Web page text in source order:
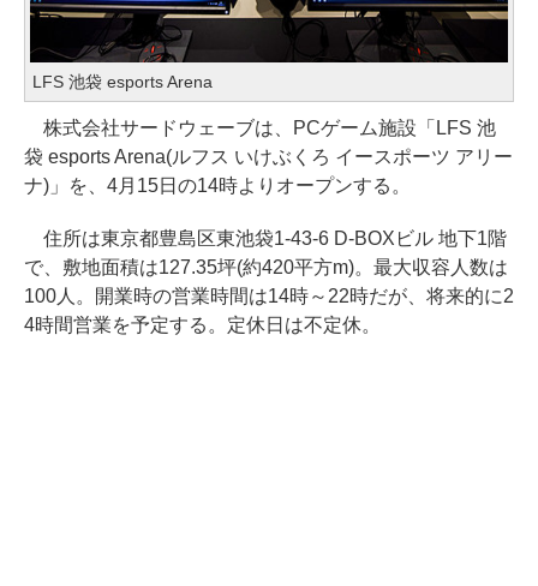
LFS 池袋 esports Arena
株式会社サードウェーブは、PCゲーム施設「LFS 池
袋 esports Arena(ルフス いけぶくろ イースポーツ アリー
ナ)」を、4月15日の14時よりオープンする。
住所は東京都豊島区東池袋1-43-6 D-BOXビル 地下1階
で、敷地面積は127.35坪(約420平方m)。最大収容人数は
100人。開業時の営業時間は14時～22時だが、将来的に2
4時間営業を予定する。定休日は不定休。